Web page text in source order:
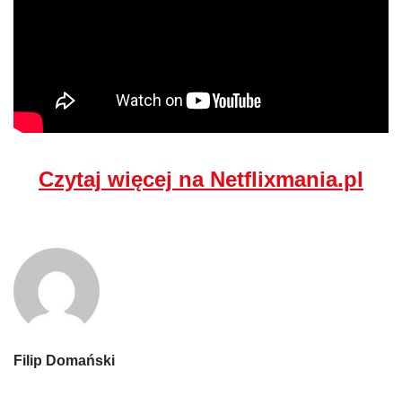
Czytaj więcej na Netflixmania.pl
Filip Domański